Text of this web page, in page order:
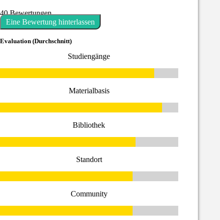
40 Bewertungen
Eine Bewertung hinterlassen
Evaluation (Durchschnitt)
Studiengänge
Materialbasis
Bibliothek
Standort
Community